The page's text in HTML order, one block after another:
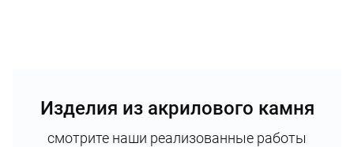
Изделия из акрилового камня
смотрите наши реализованные работы